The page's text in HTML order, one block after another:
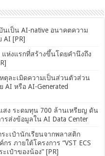
เป็น AI-native อนาคตความ
AI [PR]
แห่งแรกที่สร้างขึ้นโดยคำนึงถึง
ตุละเมิดความเป็นส่วนตัวส่วน
AI หรือ AI-Generated
สง ระดมทุน 700 ล้านเหรียญ ดัน
ส่งข้อมูลใน AI Data Center
ะเป๋านักเรียนจากพลาสติก
ร ภายใต้โครงการ “VST ECS
เป๋าของน้อง” [PR]